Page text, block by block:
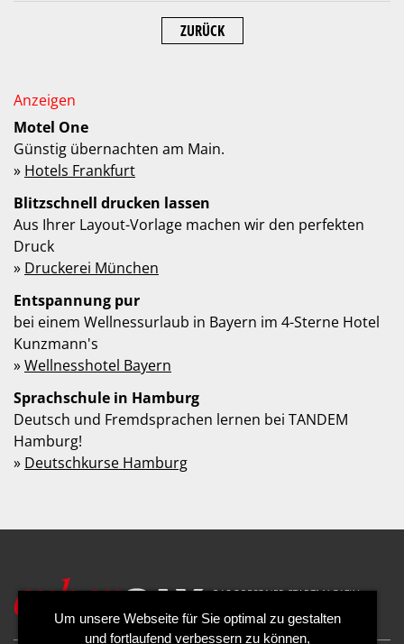
ZURÜCK
Motel One
Günstig übernachten am Main.
» Hotels Frankfurt
Blitzschnell drucken lassen
Aus Ihrer Layout-Vorlage machen wir den perfekten
Druck
» Druckerei München
Entspannung pur
bei einem Wellnessurlaub in Bayern im 4-Sterne Hotel
Kunzmann's
»Wellnesshotel Bayern
Sprachschule in Hamburg
Deutsch und Fremdsprachen lernen bei TANDEM
Hamburg!
» Deutschkurse Hamburg
Um unsere Webseite für Sie optimal zu gestalten
und fortlaufend verbessern zu können,